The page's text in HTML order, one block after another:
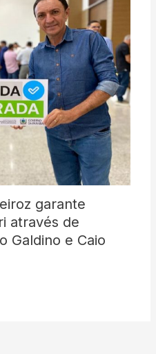
garante
através de
Galdino e Caio